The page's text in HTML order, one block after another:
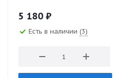
5 180 ₽
Есть в наличии (3)